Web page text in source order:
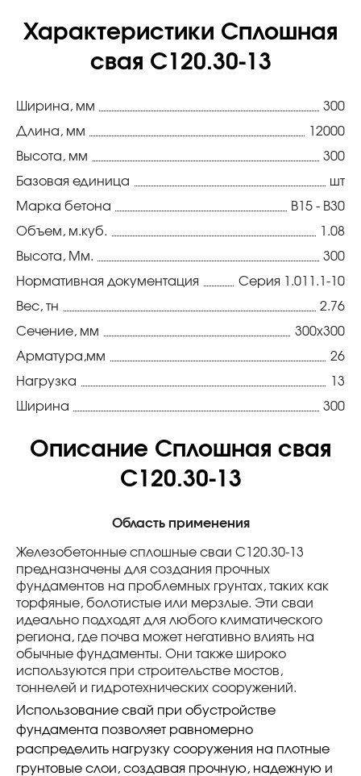
Характеристики Сплошная
свая С120.30-13
Ширина, мм
300
Длина, мм
12000
Высота, мм
300
Базовая единица
шт
Марка бетона
В15 - В30
Объем, м.куб.
1.08
Высота, Мм.
300
Нормативная документация
Серия 1.011.1-10
Вес, тн
2.76
Сечение, мм
300х300
Арматура,мм
26
Нагрузка
13
Ширина
300
Описание Сплошная свая
С120.30-13
Область применения
Железобетонные сплошные сваи С120.30-13
предназначены для создания прочных
фундаментов на проблемных грунтах, таких как
торфяные, болотистые или мерзлые. Эти сваи
идеально подходят для любого климатического
региона, где почва может негативно влиять на
обычные фундаменты. Они также широко
используются при строительстве мостов,
тоннелей и гидротехнических сооружений.
Использование свай при обустройстве
фундамента позволяет равномерно
распределить нагрузку сооружения на плотные
грунтовые слои, создавая прочную, надежную и